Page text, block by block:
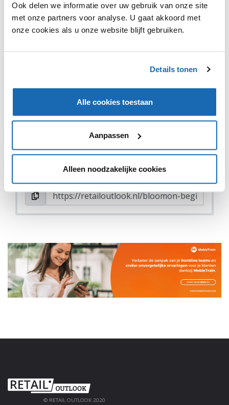
Ook delen we informatie over uw gebruik van onze site
met onze partners voor analyse. U gaat akkoord met
onze cookies als u onze website blijft gebruiken.
Details tonen
Alle cookies toestaan
Aanpassen
Alleen noodzakelijke cookies
Bloomon bood voorheen alleen een
bloemenabonnement aan, maar biedt nu ook een los
VIND IK LEUK VIND IK LEUK
DEEL DIT IN JOUW NETWERK
© RETAIL OUTLOOK 2020